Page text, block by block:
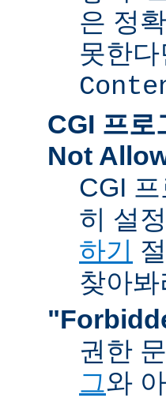
은 정
못한
CGI 프
Not
CGI
히 설
하기
찾아봐
권한
그와